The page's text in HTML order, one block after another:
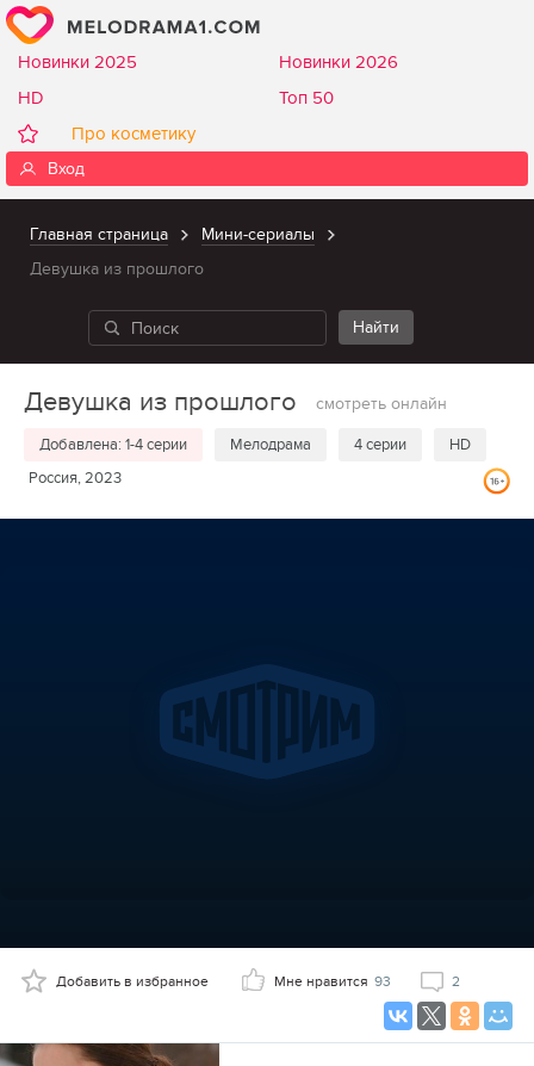
Новинки 2025
Новинки 2026
HD
Топ 50
Про косметику
Вход
Главная страница
Мини-сериалы
Девушка из прошлого
Девушка из прошлого смотреть онлайн
Добавлена: 1-4 серии Мелодрама 4 серии
HD
Россия, 2023
Добавить в избранное Мне нравится 93 2